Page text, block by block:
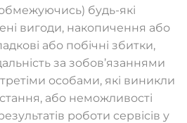
будь-які
вигоди, накопичення або
або побічні збитки,
за зобов’язаннями
особами, які виникли
або неможливості
роботи сервісів у